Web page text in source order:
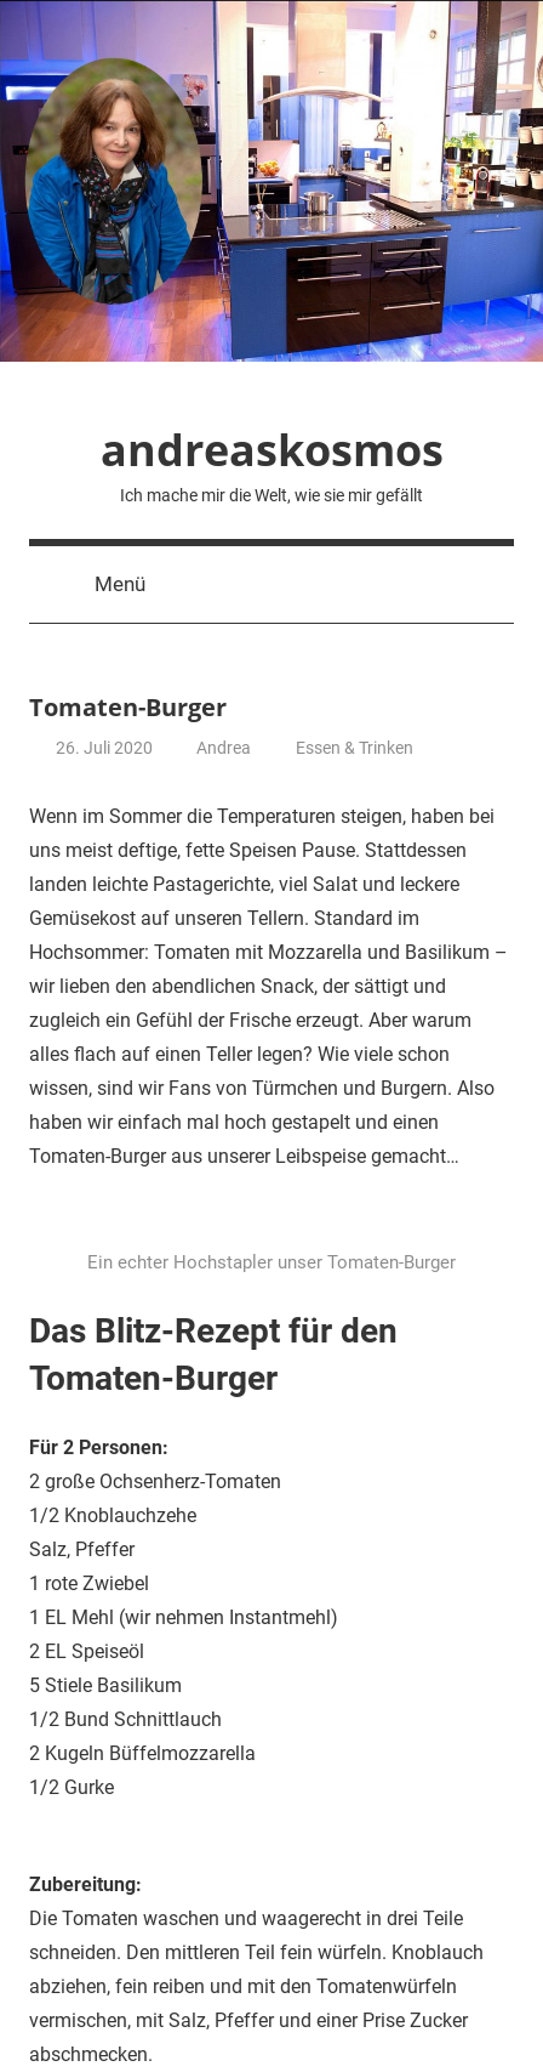
Inhalt
springen
andreaskosmos
Ich mache mir die Welt, wie sie mir gefällt
Menü
Tomaten-Burger
26. Juli 2020 Andrea Essen & Trinken
Wenn im Sommer die Temperaturen steigen, haben bei
uns meist deftige, fette Speisen Pause. Stattdessen
landen leichte Pastagerichte, viel Salat und leckere
Gemüsekost auf unseren Tellern. Standard im
Hochsommer: Tomaten mit Mozzarella und Basilikum –
wir lieben den abendlichen Snack, der sättigt und
zugleich ein Gefühl der Frische erzeugt. Aber warum
alles flach auf einen Teller legen? Wie viele schon
wissen, sind wir Fans von Türmchen und Burgern. Also
haben wir einfach mal hoch gestapelt und einen
Tomaten-Burger aus unserer Leibspeise gemacht…
Ein echter Hochstapler unser Tomaten-Burger
Das Blitz-Rezept für den
Tomaten-Burger
Für 2 Personen:
2 große Ochsenherz-Tomaten
1/2 Knoblauchzehe
Salz, Pfeffer
1 rote Zwiebel
1 EL Mehl (wir nehmen Instantmehl)
2 EL Speiseöl
5 Stiele Basilikum
1/2 Bund Schnittlauch
2 Kugeln Büffelmozzarella
1/2 Gurke
Zubereitung:
Die Tomaten waschen und waagerecht in drei Teile
schneiden. Den mittleren Teil fein würfeln. Knoblauch
abziehen, fein reiben und mit den Tomatenwürfeln
vermischen, mit Salz, Pfeffer und einer Prise Zucker
abschmecken.